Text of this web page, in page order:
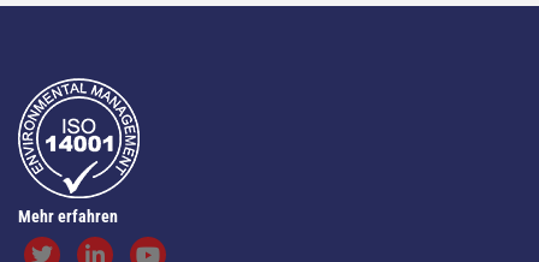
Mehr erfahren